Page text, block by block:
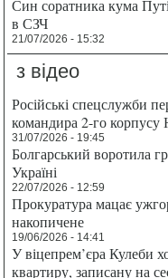
Син соратника кума
в СЗЧ
21/07/2026 - 15:32
з відео
Російські спецслужби
командира 2-го корпусу
31/07/2026 - 19:45
Болгарський воротила
Україні
22/07/2026 - 12:59
Прокуратура мацає
накопичене
19/06/2026 - 14:41
У віцепрем’єра Кулеби
квартиру, записану на